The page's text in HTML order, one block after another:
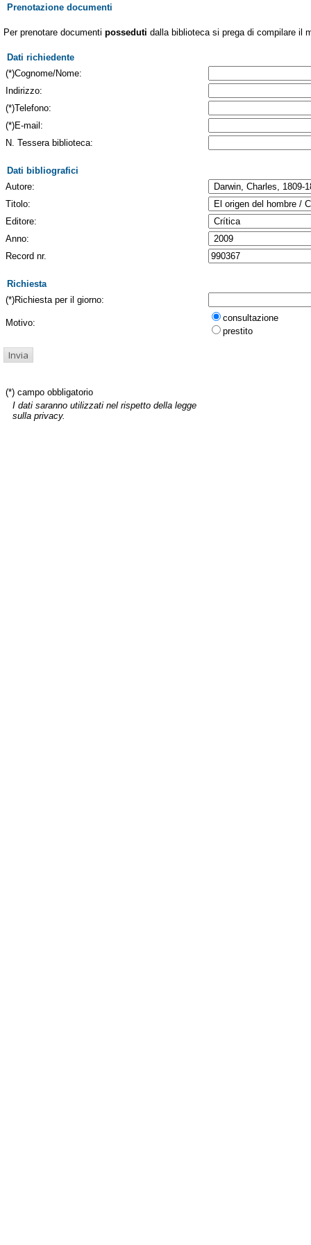
Prenotazione documenti
Per prenotare documenti posseduti dalla biblioteca si prega di compilare il
Dati richiedente
(*)Cognome/Nome:
Indirizzo:
(*)Telefono:
(*)E-mail:
N. Tessera biblioteca:
Dati bibliografici
Autore:
Titolo:
Editore:
Anno:
Record nr.
Richiesta
(*)Richiesta per il giorno:
Motivo:
consultazione
prestito
(*) campo obbligatorio
I dati saranno utilizzati nel rispetto della legge
sulla privacy.